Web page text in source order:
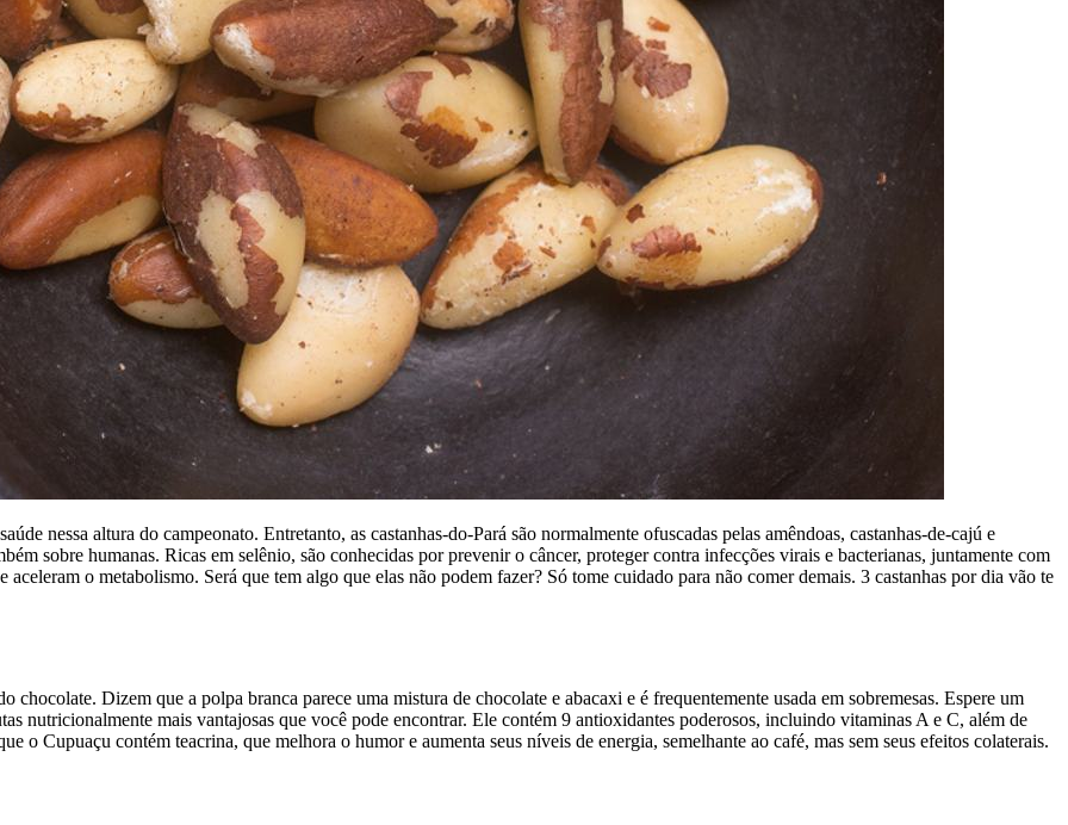
nessa altura do campeonato. Entretanto, as castanhas-do-Pará são normalmente ofuscadas pelas amêndoas, castanhas-de-cajú e
sobre humanas. Ricas em selênio, são conhecidas por prevenir o câncer, proteger contra infecções virais e bacterianas, juntamente com
o metabolismo. Será que tem algo que elas não podem fazer? Só tome cuidado para não comer demais. 3 castanhas por dia vão te
chocolate. Dizem que a polpa branca parece uma mistura de chocolate e abacaxi e é frequentemente usada em sobremesas. Espere um
nutricionalmente mais vantajosas que você pode encontrar. Ele contém 9 antioxidantes poderosos, incluindo vitaminas A e C, além de
o Cupuaçu contém teacrina, que melhora o humor e aumenta seus níveis de energia, semelhante ao café, mas sem seus efeitos colaterais.